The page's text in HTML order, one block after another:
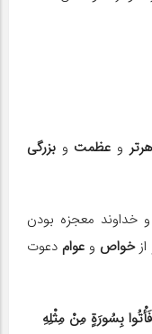
و عظمت و بزرگی
خداوند معجزه بودن
ازخواص و عوامدعوت
بِسُورَةٍ مِنْ مِثْلِهِ